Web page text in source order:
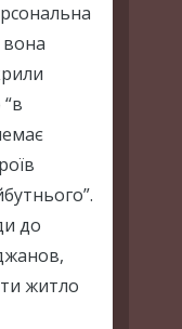
до
житло